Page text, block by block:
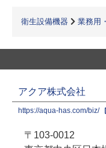
衛生設備機器 業務用
アクア株式会社
https://aqua-has.com/biz/
〒103-0012